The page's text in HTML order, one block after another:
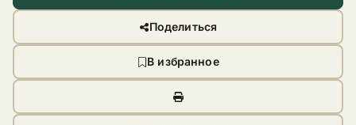
Поделиться
В избранное